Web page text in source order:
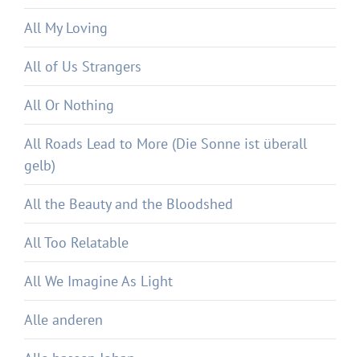
All My Loving
All of Us Strangers
All Or Nothing
All Roads Lead to More (Die Sonne ist überall
gelb)
All the Beauty and the Bloodshed
All Too Relatable
All We Imagine As Light
Alle anderen